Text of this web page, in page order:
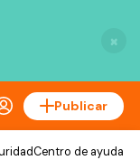
×
Publicar
Centro de ayuda